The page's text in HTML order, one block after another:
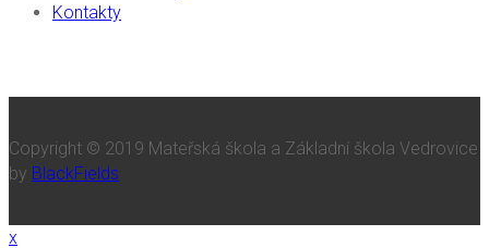
Kontakty
Copyright © 2019 Mateřská škola a Základní škola Vedrovice
by BlackFields
x